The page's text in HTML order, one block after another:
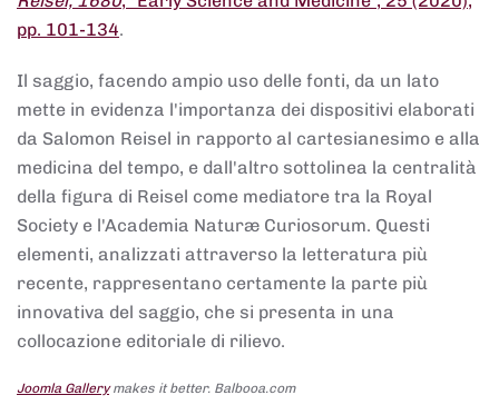
pp. 101-134.
Il saggio, facendo ampio uso delle fonti, da un lato
mette in evidenza l'importanza dei dispositivi elaborati
da Salomon Reisel in rapporto al cartesianesimo e alla
medicina del tempo, e dall'altro sottolinea la centralità
della figura di Reisel come mediatore tra la Royal
Society e l'Academia Naturæ Curiosorum. Questi
elementi, analizzati attraverso la letteratura più
recente, rappresentano certamente la parte più
innovativa del saggio, che si presenta in una
collocazione editoriale di rilievo.
Joomla Gallerymakes it better. Balbooa.com